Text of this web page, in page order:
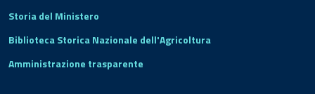
Storia del Ministero
Biblioteca Storica Nazionale dell'Agricoltura
Amministrazione trasparente